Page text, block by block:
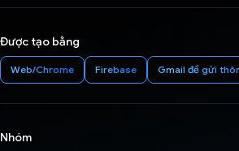
Được tạo bằng
Web/Chrome Firebase Gmail để gửi
Nhóm